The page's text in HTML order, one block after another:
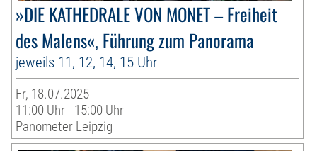
»DIE KATHEDRALE VON MONET – Freiheit
des Malens«, Führung zum Panorama
jeweils 11, 12, 14, 15 Uhr
Fr, 18.07.2025
11:00 Uhr - 15:00 Uhr
Panometer Leipzig